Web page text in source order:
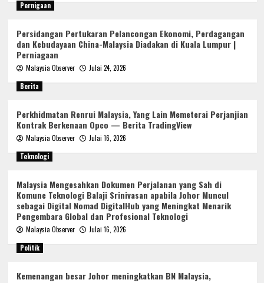
Pernigaan
Persidangan Pertukaran Pelancongan Ekonomi, Perdagangan
dan Kebudayaan China-Malaysia Diadakan di Kuala Lumpur |
Perniagaan
Malaysia Observer
Julai 24, 2026
Berita
Perkhidmatan Renrui Malaysia, Yang Lain Memeterai Perjanjian
Kontrak Berkenaan Opco — Berita TradingView
Malaysia Observer
Julai 16, 2026
Teknologi
Malaysia Mengesahkan Dokumen Perjalanan yang Sah di
Komune Teknologi Balaji Srinivasan apabila Johor Muncul
sebagai Digital Nomad DigitalHub yang Meningkat Menarik
Pengembara Global dan Profesional Teknologi
Malaysia Observer
Julai 16, 2026
Politik
Kemenangan besar Johor meningkatkan BN Malaysia,